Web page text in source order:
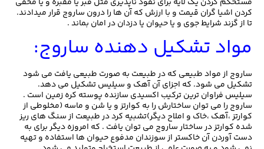
کردن اشیا گران قیمت و با ارزش که آن ها را درون ساروج قرار میدادند.
تا از گزند شرایط جوی و یا حیوان یا دزدان در امان بماند .
مواد تشکیل دهنده ساروج:
ساروج از مواد طبیعی که در طبیعت به صورت طبیعی یافت می شود
تشکیل می شود. که اجزای آن آهک و سیلیس تشکیل می دهد.
سیلیس فراوان ترین ترکیب اکسیدی سازنده پوسته کره زمین است .
ساروج را می توان ساختارش را به کوارتز و یا شن و ماسه (مخلوطی از
کوارتز ،آهک ،خاک و املاح دیگر)تشبیه کرد در طبیعت از سنگ های ریز
شده کوارتز در ساختار ساروج می توان یافت . که امروزه دیگر برای به
دست آوردن آن خاکستر از سوزندان مدفوع حیوان ها استفاده و تهیه